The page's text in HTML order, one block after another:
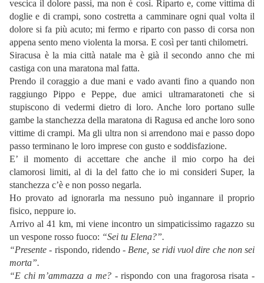
vescica il dolore passi, ma non è così. Riparto e, come vittima di
doglie e di crampi, sono costretta a camminare ogni qual volta il
dolore si fa più acuto; mi fermo e riparto con passo di corsa non
appena sento meno violenta la morsa. E così per tanti chilometri.
Siracusa è la mia città natale ma è già il secondo anno che mi
castiga con una maratona mal fatta.
Prendo il coraggio a due mani e vado avanti fino a quando non
raggiungo Pippo e Peppe, due amici ultramaratoneti che si
stupiscono di vedermi dietro di loro. Anche loro portano sulle
gambe la stanchezza della maratona di Ragusa ed anche loro sono
vittime di crampi. Ma gli ultra non si arrendono mai e passo dopo
passo terminano le loro imprese con gusto e soddisfazione.
E’ il momento di accettare che anche il mio corpo ha dei
clamorosi limiti, al di la del fatto che io mi consideri Super, la
stanchezza c’è e non posso negarla.
Ho provato ad ignorarla ma nessuno può ingannare il proprio
fisico, neppure io.
Arrivo al 41 km, mi viene incontro un simpaticissimo ragazzo su
un vespone rosso fuoco: “Sei tu Elena?”.
“Presente - rispondo, ridendo - Bene, se ridi vuol dire che non sei
morta”.
“E chi m’ammazza a me? -rispondo con una fragorosa risata -